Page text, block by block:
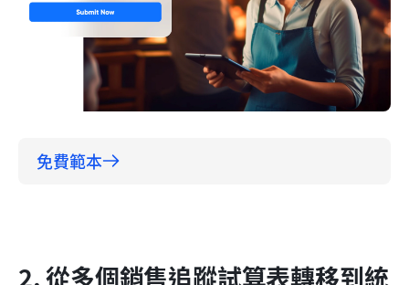
免費範本
2. 從多個銷售追蹤試算表轉移到統